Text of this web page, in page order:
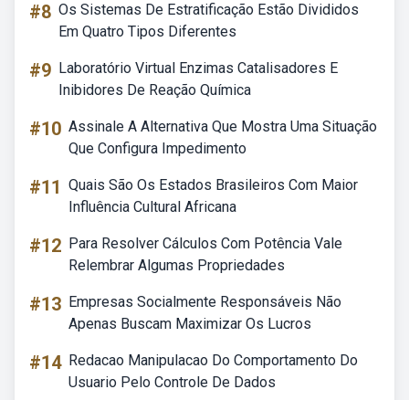
#8 Os Sistemas De Estratificação Estão Divididos
Em Quatro Tipos Diferentes
#9 Laboratório Virtual Enzimas Catalisadores E
Inibidores De Reação Química
#10 Assinale A Alternativa Que Mostra Uma Situação
Que Configura Impedimento
#11 Quais São Os Estados Brasileiros Com Maior
Influência Cultural Africana
#12 Para Resolver Cálculos Com Potência Vale
Relembrar Algumas Propriedades
#13 Empresas Socialmente Responsáveis Não
Apenas Buscam Maximizar Os Lucros
#14 Redacao Manipulacao Do Comportamento Do
Usuario Pelo Controle De Dados